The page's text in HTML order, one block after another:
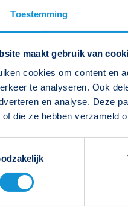
Toestemming
maakt gebruik van
cookies om content en
te analyseren. Ook
en analyse. Deze
die ze hebben verzameld
een onderzoek laten
punten: de CO2
gebruiken. De uitkomsten
vraag over dit
contact op met Famostar